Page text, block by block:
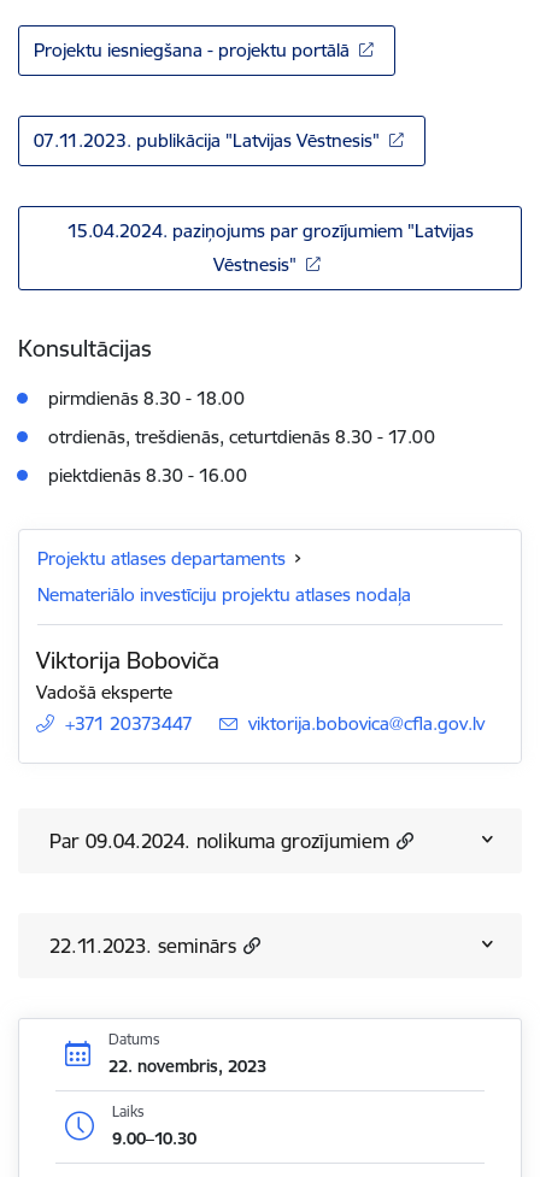
Projektu iesniegšana - projektu portālā
07.11.2023. publikācija "Latvijas Vēstnesis"
15.04.2024. paziņojums par grozījumiem "Latvijas
Vēstnesis"
Konsultācijas
pirmdienās 8.30 - 18.00
otrdienās, trešdienās, ceturtdienās 8.30 - 17.00
piektdienās 8.30 - 16.00
Projektu atlases departaments
Nemateriālo investīciju projektu atlases nodaļa
Viktorija Boboviča
Vadošā eksperte
+371 20373447
E-pasts:
viktorija.bobovica@cfla.gov.lv
Par 09.04.2024. nolikuma grozījumiem
22.11.2023. seminārs
Datums
22. novembris, 2023
Laiks
9.00–10.30